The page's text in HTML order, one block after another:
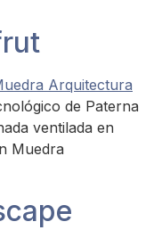
de Paterna
ventilada en
Muedra